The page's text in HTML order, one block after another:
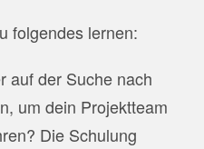
folgendes lernen:
auf der Suche nach
um dein Projektteam
Die Schulung